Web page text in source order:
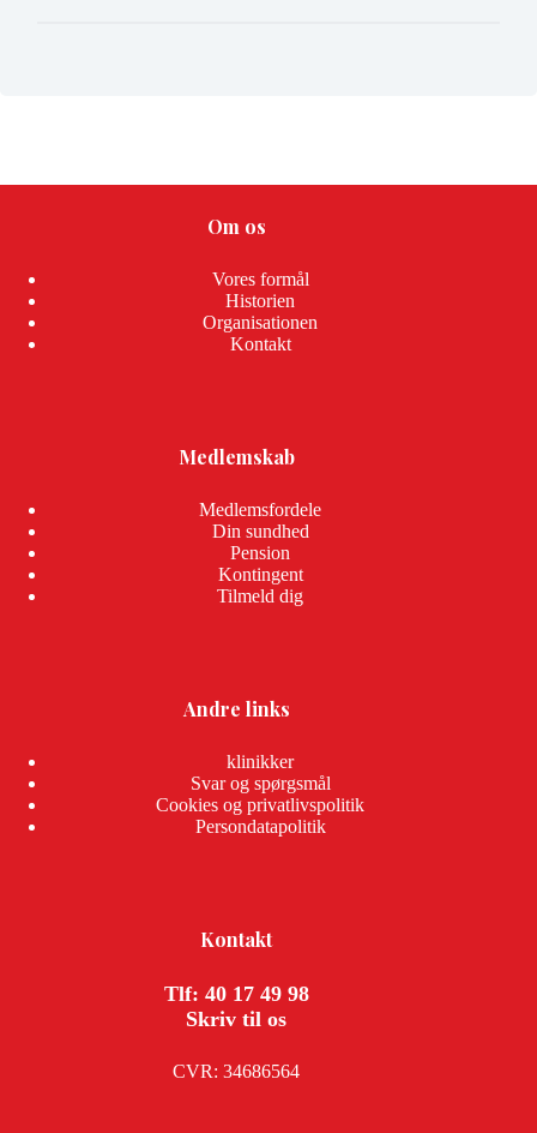
Om os
Vores formål
Historien
Organisationen
Kontakt
Medlemskab
Medlemsfordele
Din sundhed
Pension
Kontingent
Tilmeld dig
Andre links
klinikker
Svar og spørgsmål
Cookies og privatlivspolitik
Persondatapolitik
Kontakt
Tlf: 40 17 49 98
Skriv til os
CVR: 34686564